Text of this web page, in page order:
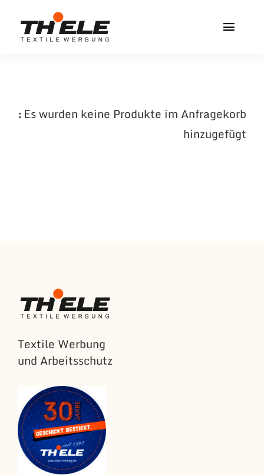
Inhalt
Es wurden keine Produkte im Anfragekorb
hinzugefügt
Textile Werbung
und Arbeitsschutz